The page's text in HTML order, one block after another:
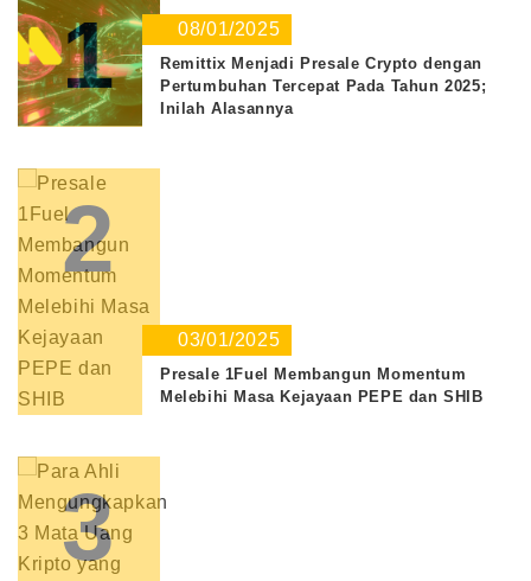
1 08/01/2025
Remittix Menjadi Presale Crypto dengan
Pertumbuhan Tercepat Pada Tahun 2025;
Inilah Alasannya
2
03/01/2025
Presale 1Fuel Membangun Momentum
Melebihi Masa Kejayaan PEPE dan SHIB
3